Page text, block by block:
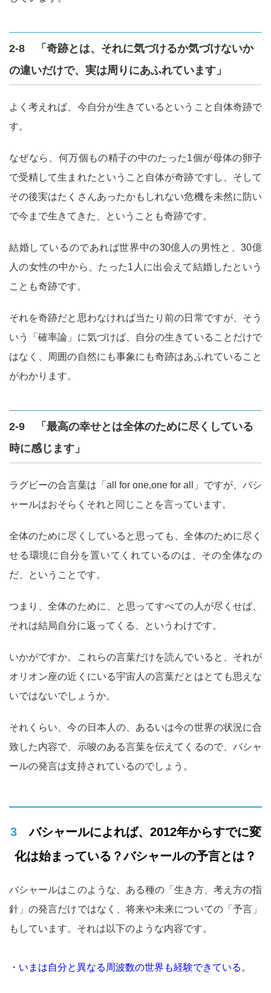
2-8 「奇跡とは、それに気づけるか気づけないか
の違いだけで、実は周りにあふれています」
よく考えれば、今自分が生きているということ自体奇跡で
す。
なぜなら、何万個もの精子の中のたった1個が母体の卵子
で受精して生まれたということ自体が奇跡ですし、そして
その後実はたくさんあったかもしれない危機を未然に防い
で今まで生きてきた、ということも奇跡です。
結婚しているのであれば世界中の30億人の男性と、30億
人の女性の中から、たった1人に出会えて結婚したという
ことも奇跡です。
それを奇跡だと思わなければ当たり前の日常ですが、そう
いう「確率論」に気づけば、自分の生きていることだけで
はなく、周囲の自然にも事象にも奇跡はあふれていること
がわかります。
2-9 「最高の幸せとは全体のために尽くしている
時に感じます」
ラグビーの合言葉は「all for one,one for all」ですが、バシ
ャールはおそらくそれと同じことを言っています。
全体のために尽くしていると思っても、全体のために尽く
せる環境に自分を置いてくれているのは、その全体なの
だ、ということです。
つまり、全体のために、と思ってすべての人が尽くせば、
それは結局自分に返ってくる、というわけです。
いかがですか。これらの言葉だけを読んでいると、それが
オリオン座の近くにいる宇宙人の言葉だとはとても思えな
いではないでしょうか。
それくらい、今の日本人の、あるいは今の世界の状況に合
致した内容で、示唆のある言葉を伝えてくるので、バシャ
ールの発言は支持されているのでしょう。
3 バシャールによれば、2012年からすでに変
化は始まっている？バシャールの予言とは？
バシャールはこのような、ある種の「生き方、考え方の指
針」の発言だけではなく、将来や未来についての「予言」
もしています。それは以下のような内容です。
・いまは自分と異なる周波数の世界も経験できている。